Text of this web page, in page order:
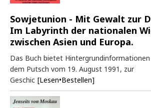
Sowjetunion - Mit Gewalt zur
Im Labyrinth der nationalen
zwischen Asien und Europa.
Das Buch bietet Hintergrundinformationen
dem Putsch vom 19. August 1991, zur
Geschic [Lesen•Bestellen]